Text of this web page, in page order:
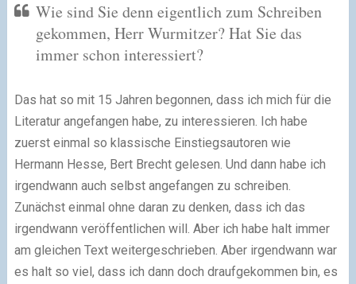
Wie sind Sie denn eigentlich zum Schreiben
gekommen, Herr Wurmitzer? Hat Sie das
immer schon interessiert?
Das hat so mit 15 Jahren begonnen, dass ich mich für die
Literatur angefangen habe, zu interessieren. Ich habe
zuerst einmal so klassische Einstiegsautoren wie
Hermann Hesse, Bert Brecht gelesen. Und dann habe ich
irgendwann auch selbst angefangen zu schreiben.
Zunächst einmal ohne daran zu denken, dass ich das
irgendwann veröffentlichen will. Aber ich habe halt immer
am gleichen Text weitergeschrieben. Aber irgendwann war
es halt so viel, dass ich dann doch draufgekommen bin, es